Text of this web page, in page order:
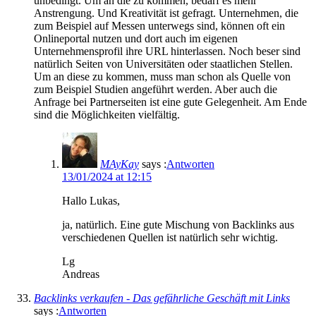
Anstrengung. Und Kreativität ist gefragt. Unternehmen, die
zum Beispiel auf Messen unterwegs sind, können oft ein
Onlineportal nutzen und dort auch im eigenen
Unternehmensprofil ihre URL hinterlassen. Noch beser sind
natürlich Seiten von Universitäten oder staatlichen Stellen.
Um an diese zu kommen, muss man schon als Quelle von
zum Beispiel Studien angeführt werden. Aber auch die
Anfrage bei Partnerseiten ist eine gute Gelegenheit. Am Ende
sind die Möglichkeiten vielfältig.
MAyKay says :Antworten
13/01/2024 at 12:15
Hallo Lukas,
ja, natürlich. Eine gute Mischung von Backlinks aus
verschiedenen Quellen ist natürlich sehr wichtig.
Lg
Andreas
Backlinks verkaufen - Das gefährliche Geschäft mit Links
says :Antworten